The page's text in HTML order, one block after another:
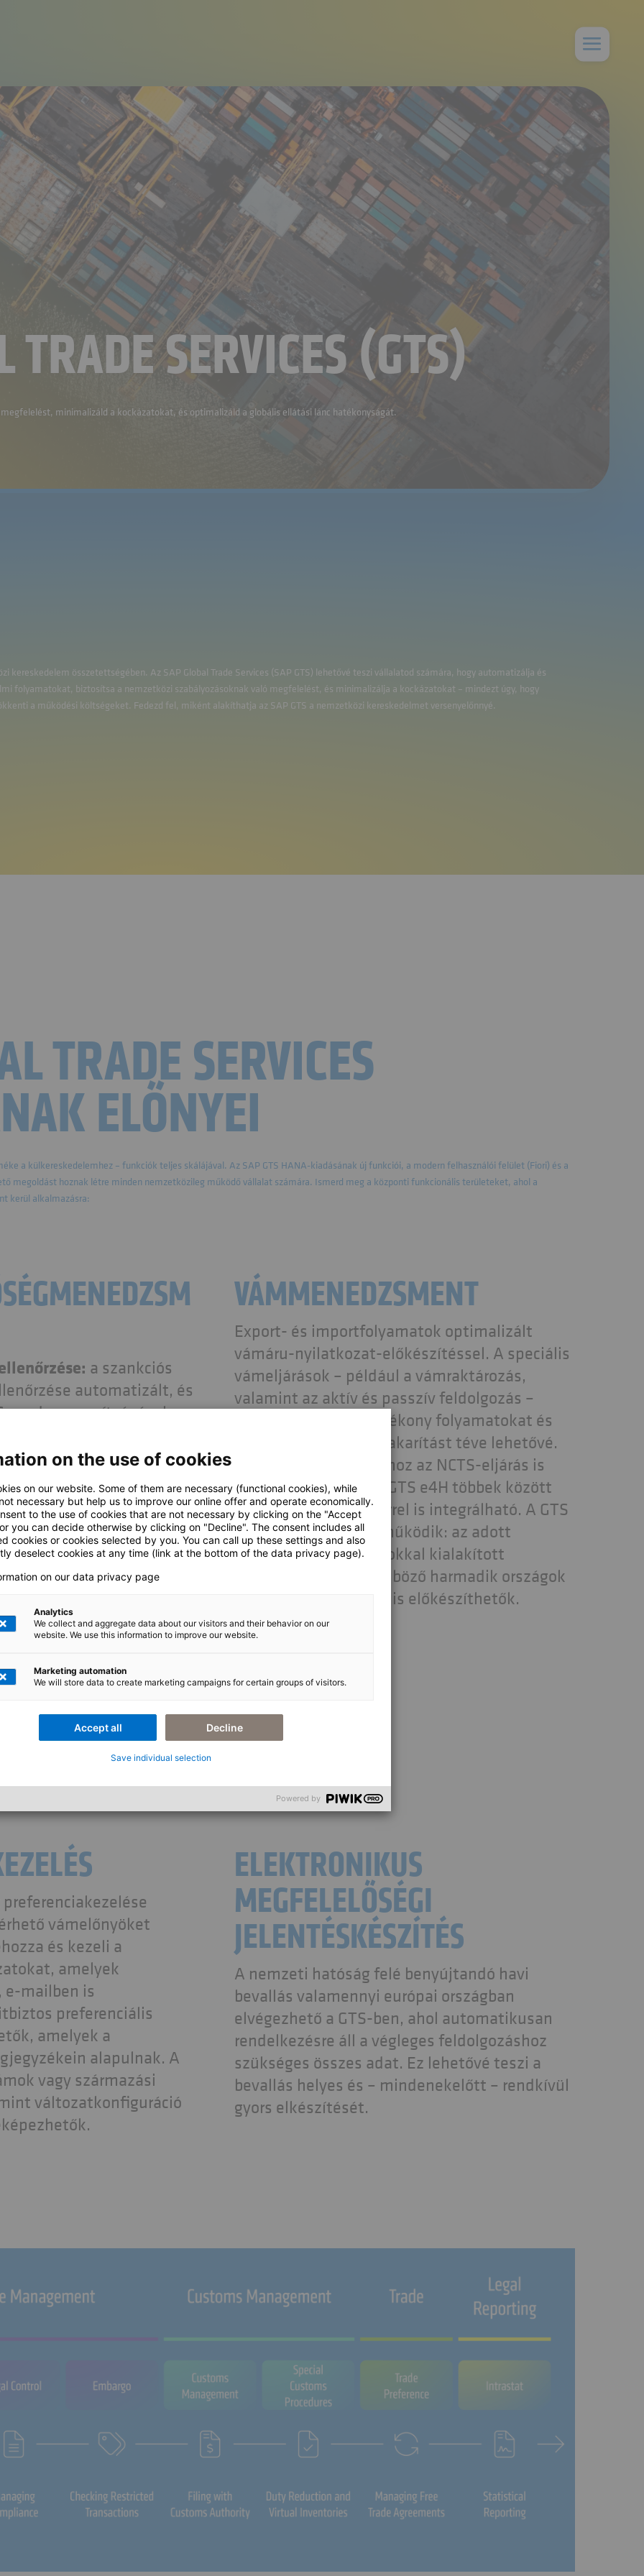
TRADE SERVICES (GTS)
minimalizáld a kockázatokat, és optimalizáld a globális ellátási lánc hatékonyságát.
kereskedelem összetettségében. Az SAP Global Trade Services (SAP GTS) lehetővé teszi vállalatod számára, hogy automatizálja és
folyamatokat, biztosítsa a nemzetközi szabályozásoknak való megfelelést, és minimalizálja a kockázatokat – mindezt úgy, hogy
a működési költségeket. Fedezd fel, miként alakíthatja az SAP GTS a nemzetközi kereskedelmet versenyelőnnyé.
TRADE SERVICES
ELŐNYEI
a külkereskedelemhez – funkciók teljes skálájával. Az SAP GTS HANA-kiadásának új funkciói, a modern felhasználói felület (Fiori) és a
megoldást hoznak létre minden nemzetközileg működő vállalat számára. Ismerd meg a központi funkcionális területeket, ahol a
kerül alkalmazásra:
a szankciós
automatizált, és
rendszer segítségével
A GTS többek között
nyújt a felhasználóknak a
minden
képes
anyagok:
besorolására és az
kezelésére, rendszeres
nak (Német Szövetségi
Hivatal),
K2 integrációt is. A
szabályozások és
ellenőrzések is teljes
a GTS-ben.
VÁMMENEDZSMENT
Export- és importfolyamatok optimalizált
vámáru-nyilatkozat-előkészítéssel. A speciális
vámeljárások – például a vámraktározás,
valamint az aktív és passzív feldolgozás –
leképezhetők, így hatékony folyamatokat és
jelentős költségmegtakarítást téve lehetővé.
Az importfolyamatokhoz az NCTS-eljárás is
bevezethető. Az SAP GTS e4H többek között
az SAP EWM rendszerrel is integrálható. A GTS
nemzetközi szinten működik: az adott
nemzeti vámhatóságokkal kialakított
integráció révén különböző harmadik országok
vámáru-nyilatkozatai is előkészíthetők.
vámelőnyöket
és kezeli a
amelyek
mailben is
preferenciális
amelyek a
alapulnak. A
vagy származási
változatkonfiguráció
ELEKTRONIKUS
MEGFELELŐSÉGI
JELENTÉSKÉSZÍTÉS
A nemzeti hatóság felé benyújtandó havi
bevallás valamennyi európai országban
elvégezhető a GTS-ben, ahol automatikusan
rendelkezésre áll a végleges feldolgozáshoz
szükséges összes adat. Ez lehetővé teszi a
bevallás helyes és – mindenekelőtt – rendkívül
gyors elkészítését.
on the use of cookies
on our website. Some of them are necessary (functional cookies), while
necessary but help us to improve our online offer and operate economically.
to the use of cookies that are not necessary by clicking on the "Accept
you can decide otherwise by clicking on "Decline". The consent includes all
cookies or cookies selected by you. You can call up these settings and also
deselect cookies at any time (link at the bottom of the data privacy page).
on our data privacy page
Analytics
We collect and aggregate data about our visitors and their behavior on our
website. We use this information to improve our website.
Marketing automation
We will store data to create marketing campaigns for certain groups of visitors.
Accept all Decline
Save individual selection
Powered by